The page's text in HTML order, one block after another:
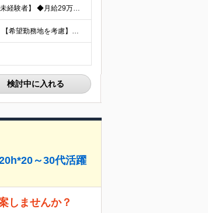
★固定給だけで年収524万円も可能！ ★入社3年目で年収650万円も！ 【未経験者】 ◆月給29万円～51万円（店舗手当・営業手当など一律手当含む）＋インセンティブ＋他各種手当＋決算賞与あり（会社業
＼全国97店舗で募集中！希望を考慮◎「自宅の近くで働きたい」もOK／ 【希望勤務地を考慮】全97店舗／北海道・東京・神奈川・千葉・埼玉・石川・静岡・愛知・大阪・兵庫・福岡の『保険クリニック』直営店
検討中に入れる
～30代活躍
しませんか？